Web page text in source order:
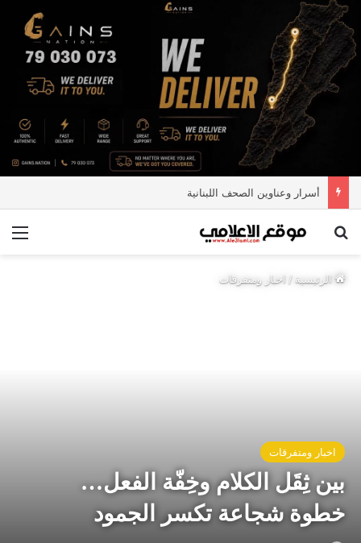
أسرار وعناوين الصحف اللبنانية
بحث عن
الرئيسية/ اخبار ومتفرقات
اخبار ومتفرقات
بين ثِقَل الكلام وخِفّة الفعل…
خطوة شجاعة تكسر الجمود